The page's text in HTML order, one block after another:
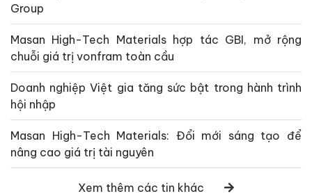
Group
Masan High-Tech Materials hợp tác GBI, mở rộng
chuỗi giá trị vonfram toàn cầu
Doanh nghiệp Việt gia tăng sức bật trong hành trình
hội nhập
Masan High-Tech Materials: Đổi mới sáng tạo để
nâng cao giá trị tài nguyên
Xem thêm các tin khác